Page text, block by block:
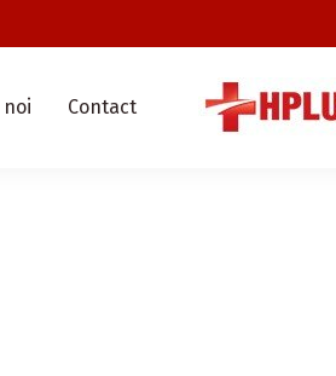
noi Contact